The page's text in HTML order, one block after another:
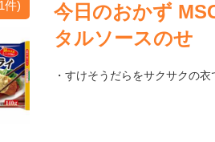
件)
今日のおかず
タルソースのせ
・すけそうだらをサクサクの